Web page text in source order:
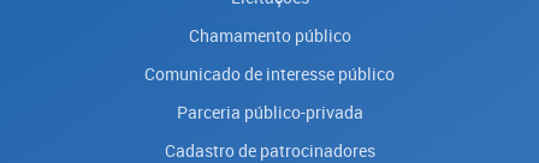
Chamamento público
Comunicado de interesse público
Parceria público-privada
Cadastro de patrocinadores